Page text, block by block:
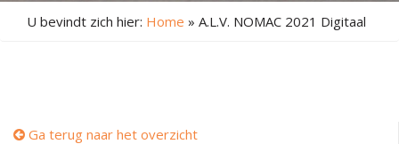
U bevindt zich hier: Home » A.L.V. NOMAC 2021 Digitaal
Ga terug naar het overzicht